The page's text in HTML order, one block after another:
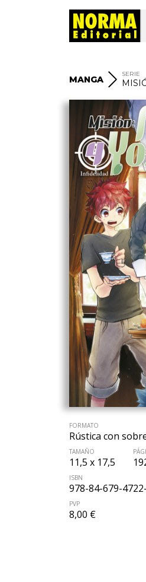
MANGA
SERIE
FORMATO
Rústica con
TAMAÑO
11,5 x 17,5
ISBN
978-84-679-
PVP
8,00 €